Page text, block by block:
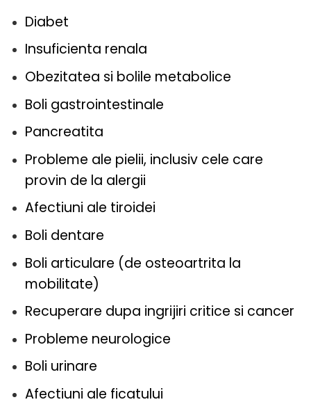
Diabet
Insuficienta renala
Obezitatea si bolile metabolice
Boli gastrointestinale
Pancreatita
Probleme ale pielii, inclusiv cele care
provin de la alergii
Afectiuni ale tiroidei
Boli dentare
Boli articulare (de osteoartrita la
mobilitate)
Recuperare dupa ingrijiri critice si cancer
Probleme neurologice
Boli urinare
Afectiuni ale ficatului